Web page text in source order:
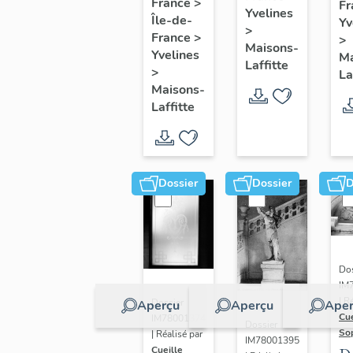
Île-de-
France >
Yvelines
>
Maisons-
Laffitte
marines
Yvelines
>
Maisons-
Laffitte
>
Dossier
Aperçu
Dossier
| Réalisé par
Cueille
Dossier
Aperçu
IM78001395
|